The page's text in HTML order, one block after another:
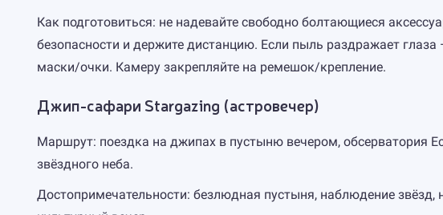
Как подготовиться: не надевайте свободно болтающиеся
безопасности и держите дистанцию. Если пыль раздражает
маски/очки. Камеру закрепляйте на ремешок/крепление.
Джип-сафари Stargazing (астровечер)
Маршрут: поездка на джипах в пустыню вечером, обсерватория
звёздного неба.
Достопримечательности: безлюдная пустыня, наблюдение